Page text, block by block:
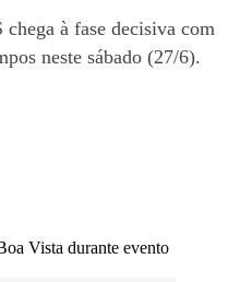
à fase decisiva com
neste sábado (27/6).